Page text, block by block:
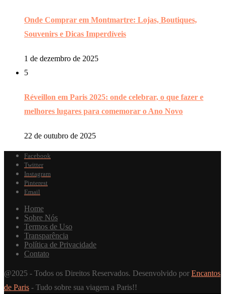
Onde Comprar em Montmartre: Lojas, Boutiques,
Souvenirs e Dicas Imperdíveis
1 de dezembro de 2025
5
Réveillon em Paris 2025: onde celebrar, o que fazer e
melhores lugares para comemorar o Ano Novo
22 de outubro de 2025
Facebook
Twitter
Instagram
Pinterest
Email
Home
Sobre Nós
Termos de Uso
Transparência
Política de Privacidade
Contato
@2025 - Todos os Direitos Reservados. Desenvolvido por Encantos
de Paris - Tudo sobre sua viagem a Paris!!